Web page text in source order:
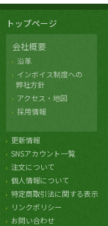
トップページ
会社概要
沿革
インボイス制度への
弊社方針
アクセス・地図
採用情報
更新情報
SNSアカウント一覧
注文について
個人情報について
特定商取引法に関する表示
リンクポリシー
お問い合わせ